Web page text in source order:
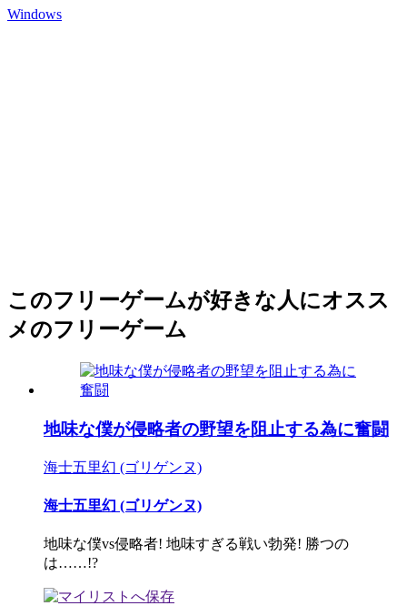
Windows
このフリーゲームが好きな人にオスス
メのフリーゲーム
地味な僕が侵略者の野望を阻止する為に奮闘
海士五里幻 (ゴリゲンヌ)
海士五里幻 (ゴリゲンヌ)
地味な僕vs侵略者! 地味すぎる戦い勃発! 勝つの
は……!?